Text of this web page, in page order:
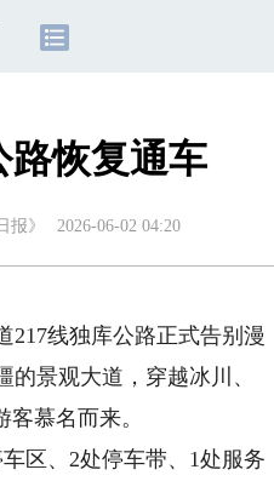
路恢复通车
》 2026-06-02 04:20
217线独库公路正式告别漫
景观大道，穿越冰川、
慕名而来。
区、2处停车带、1处服务